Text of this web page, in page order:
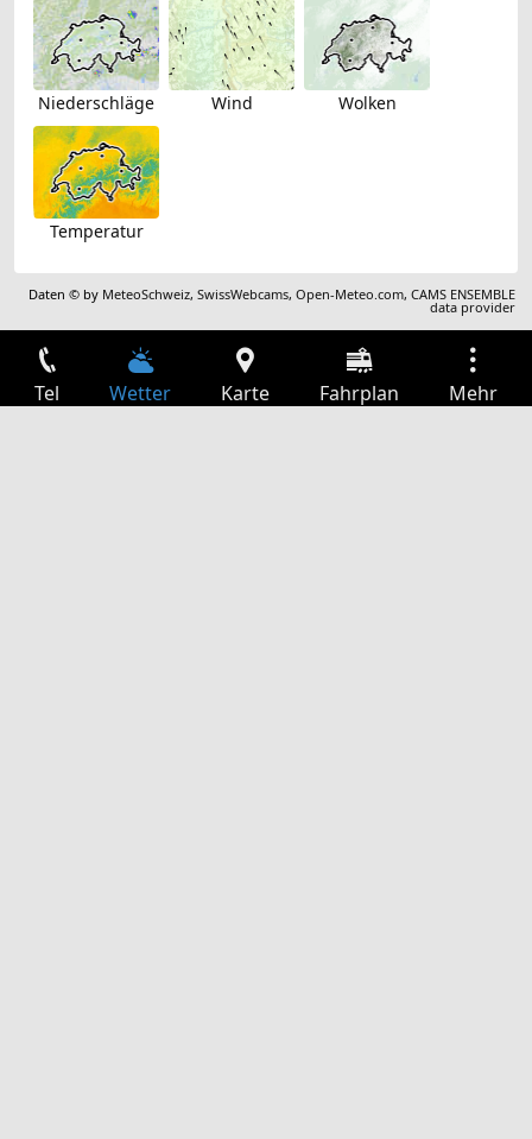
Niederschläge Wind Wolken
Temperatur
Daten © by MeteoSchweiz,SwissWebcams,Open-Meteo.com,CAMS ENSEMBLE
data provider
Tel Wetter Karte Fahrplan Mehr